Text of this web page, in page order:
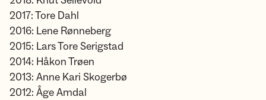
2017: Tore Dahl
2016: Lene Rønneberg
2015: Lars Tore Serigstad
2014: Håkon Trøen
2013: Anne Kari Skogerbø
2012: Åge Amdal